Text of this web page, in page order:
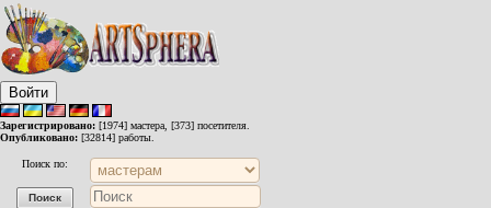
Войти
Зарегистрировано: [1974] мастера, [373] посетителя.
Опубликовано: [32814] работы.
Поиск по: